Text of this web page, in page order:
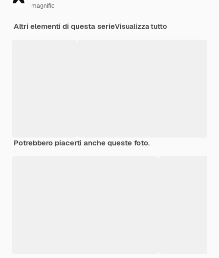
magnific
Altri elementi di questa serieVisualizza tutto
Potrebbero piacerti anche queste foto.